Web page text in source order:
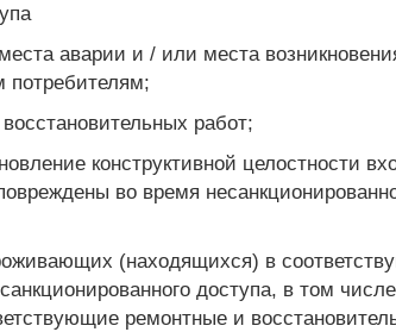
аварии и / или места
потребителям;
работ;
конструктивной целостности
во время
(находящихся) в
доступа, в том
ремонтные и